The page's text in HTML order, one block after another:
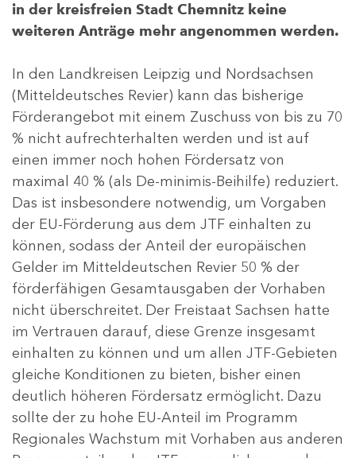
in der kreisfreien Stadt Chemnitz keine
weiteren Anträge mehr angenommen werden.
In den Landkreisen Leipzig und Nordsachsen
(Mitteldeutsches Revier) kann das bisherige
Förderangebot mit einem Zuschuss von bis zu 70
% nicht aufrechterhalten werden und ist auf
einen immer noch hohen Fördersatz von
maximal 40 % (als De-minimis-Beihilfe) reduziert.
Das ist insbesondere notwendig, um Vorgaben
der EU-Förderung aus dem JTF einhalten zu
können, sodass der Anteil der europäischen
Gelder im Mitteldeutschen Revier 50 % der
förderfähigen Gesamtausgaben der Vorhaben
nicht überschreitet. Der Freistaat Sachsen hatte
im Vertrauen darauf, diese Grenze insgesamt
einhalten zu können und um allen JTF-Gebieten
gleiche Konditionen zu bieten, bisher einen
deutlich höheren Fördersatz ermöglicht. Dazu
sollte der zu hohe EU-Anteil im Programm
Regionales Wachstum mit Vorhaben aus anderen